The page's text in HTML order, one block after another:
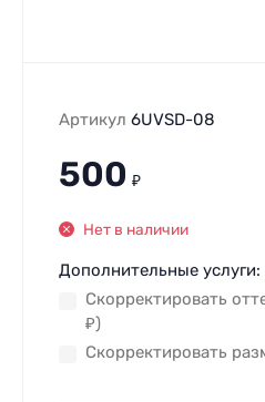
Артикул 6UVSD-08
500 ₽
Нет в наличии
Дополнительные услуги:
Скорректировать
₽)
Скорректировать